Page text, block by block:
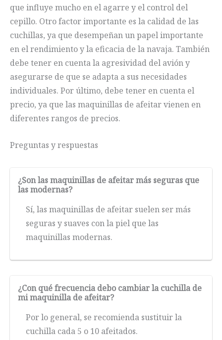
que influye mucho en el agarre y el control del
cepillo. Otro factor importante es la calidad de las
cuchillas, ya que desempeñan un papel importante
en el rendimiento y la eficacia de la navaja. También
debe tener en cuenta la agresividad del avión y
asegurarse de que se adapta a sus necesidades
individuales. Por último, debe tener en cuenta el
precio, ya que las maquinillas de afeitar vienen en
diferentes rangos de precios.
Preguntas y respuestas
¿Son las maquinillas de afeitar más seguras que
las modernas?
Sí, las maquinillas de afeitar suelen ser más
seguras y suaves con la piel que las
maquinillas modernas.
¿Con qué frecuencia debo cambiar la cuchilla de
mi maquinilla de afeitar?
Por lo general, se recomienda sustituir la
cuchilla cada 5 o 10 afeitados.